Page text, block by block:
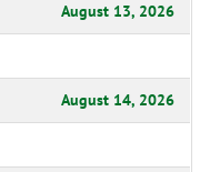
August 13, 2026
August 14, 2026